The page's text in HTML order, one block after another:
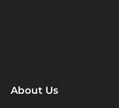
About Us